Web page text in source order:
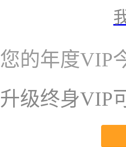
您的年度VIP
升级终身VIP